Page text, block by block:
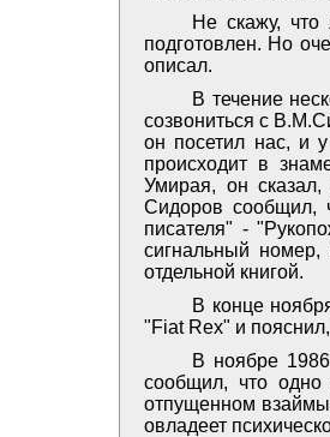
Не скажу,
подготовлен. Но
описал.
В течение
созвониться с
он посетил нас, и
происходит в
Умирая, он
Сидоров сообщил,
писателя" -
сигнальный
отдельной книгой.
В конце
"Fiat Rех" и
В ноябре
сообщил, что
отпущенном
овладеет